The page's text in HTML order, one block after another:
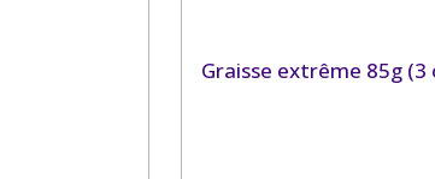
Graisse extrême 85g